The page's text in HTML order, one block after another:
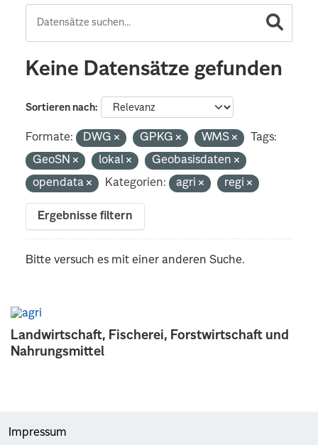
Landwirtschaft, Fischerei, Forstwirtschaft und
Nahrungsmittel
Keine Datensätze gefunden
Sortieren nach
Formate: DWG GPKG WMS
Tags:
GeoSN
lokal
Geobasisdaten
opendata
Kategorien: agri regi
Ergebnisse filtern
Bitte versuch es mit einer anderen Suche.
Impressum